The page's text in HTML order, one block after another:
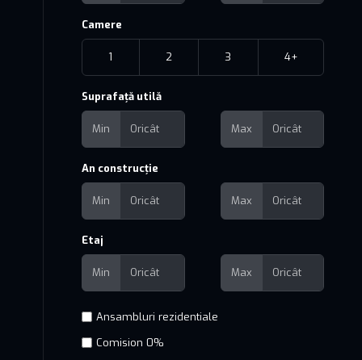
Camere
1 2 3 4+
Suprafață utilă
Min Max
An construcție
Min Max
Etaj
Min Max
Comision 0%